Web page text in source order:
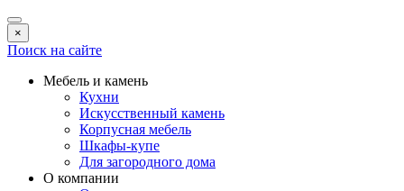
×
Поиск на сайте
Мебель и камень
Кухни
Искусственный камень
Корпусная мебель
Шкафы-купе
Для загородного дома
О компании